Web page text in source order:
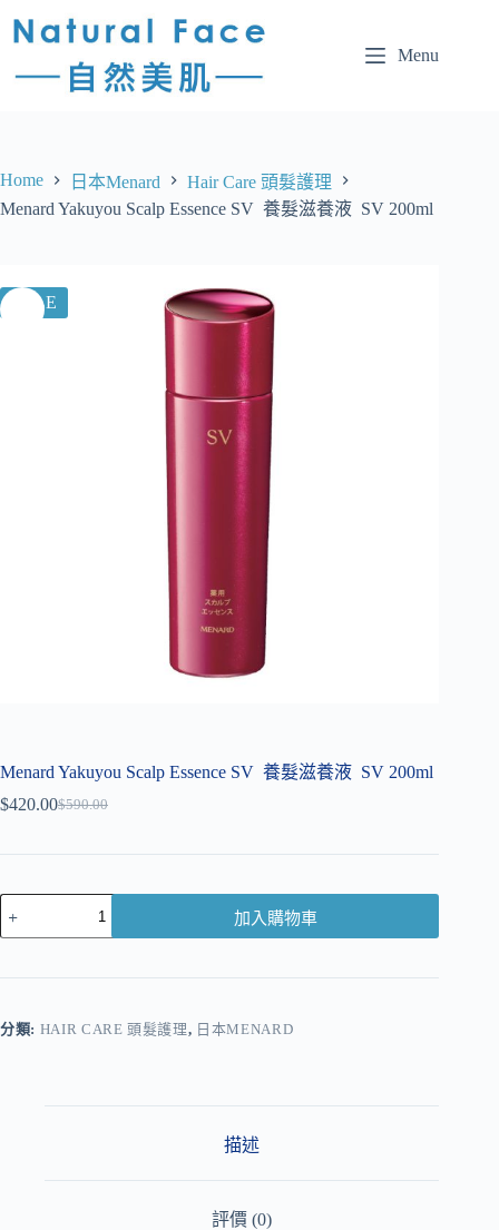
Menu
Home 日本Menard
Hair Care 頭髮護理
Menard Yakuyou Scalp Essence SV 養髮滋養液 SV 200ml
SALE
Menard Yakuyou Scalp Essence SV 養髮滋養液 SV 200ml
$590.00
$420.00
加入購物車
r
分類: HAIR CARE 頭髮護理, 日本MENARD
描述
評價 (0)